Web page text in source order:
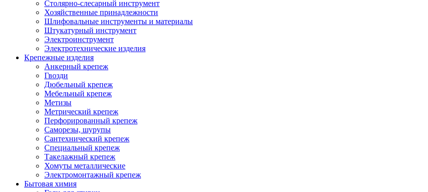
Столярно-слесарный инструмент
Хозяйственные принадлежности
Шлифовальные инструменты и материалы
Штукатурный инструмент
Электроинструмент
Электротехнические изделия
Крепежные изделия
Анкерный крепеж
Гвозди
Дюбельный крепеж
Мебельный крепеж
Метизы
Метрический крепеж
Перфорированный крепеж
Саморезы, шурупы
Сантехнический крепеж
Специальный крепеж
Такелажный крепеж
Хомуты металлические
Электромонтажный крепеж
Бытовая химия